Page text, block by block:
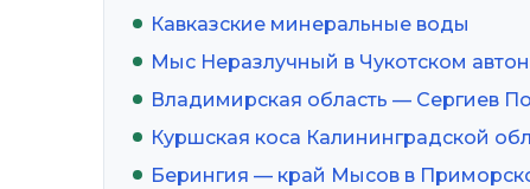
Кавказские минеральные воды
Мыс Неразлучный в Чукотском
Владимирская область — Сергиев
Куршская коса Калининградской
Берингия — край Мысов в